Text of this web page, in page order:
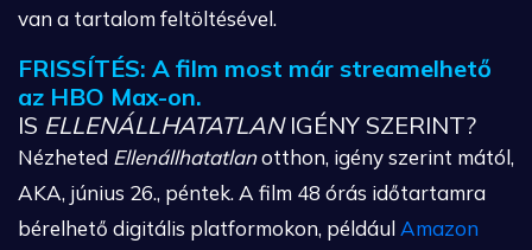
van a tartalom feltöltésével.
FRISSÍTÉS: A film most már streamelhető
az HBO Max-on.
IS ELLENÁLLHATATLANIGÉNY SZERINT?
Nézheted Ellenállhatatlanotthon, igény szerint mától,
AKA, június 26., péntek. A film 48 órás időtartamra
bérelhető digitális platformokon, például Amazon